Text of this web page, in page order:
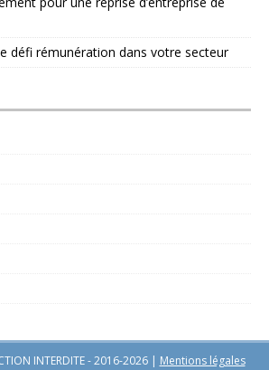
défi rémunération dans votre secteur
INTERDITE - 2016-2026 | Mentions légales